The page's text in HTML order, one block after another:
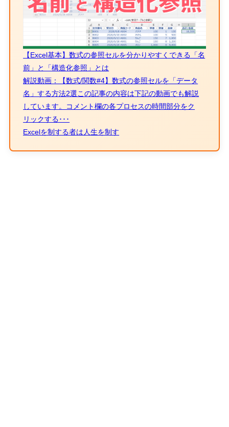
【Excel基本】数式の参照セルを分かりやすくできる「名
前」と「構造化参照」とは
解説動画：【数式/関数#4】数式の参照セルを「データ
名」する方法2選この記事の内容は下記の動画でも解説
しています。コメント欄の各プロセスの時間部分をク
リックする･･･
Excelを制する者は人生を制す